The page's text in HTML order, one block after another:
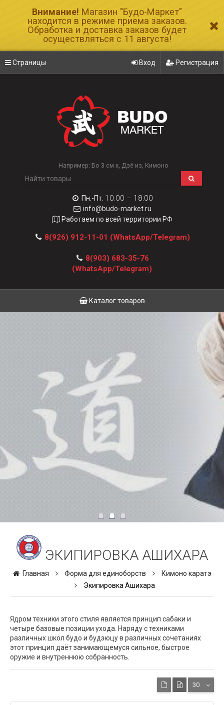
Внимание! Магазин "Будо-Маркет"
находится в режиме приема заказов.
Обработка и доставка заказов будет
осуществляться с 11 августа!
Страницы Вход Регистрация
Например: Бо 3 см х Дзё из Кимоно
Пн.-Пт. 10:00 – 18:00
info@budo-market.ru
Работаем по всей территории РФ
8(926) 912-11-01 (WhatsApp/Telegram)
8(903) 683-35-76
(WhatsApp/Telegram)
Каталог товаров
ЭКИПИРОВКА АШИХАРА
Главная Форма для единоборств
Кимоно каратэ
Экипировка Ашихара
Ядром техники этого стиля является принцип сабаки и
четыре базовые позиции ухода. Наряду с техниками
различных школ будо и будзюцу в различных сочетаниях
этот принцип даёт занимающемуся сильное, быстрое
оружие и внутреннюю собранность.
30